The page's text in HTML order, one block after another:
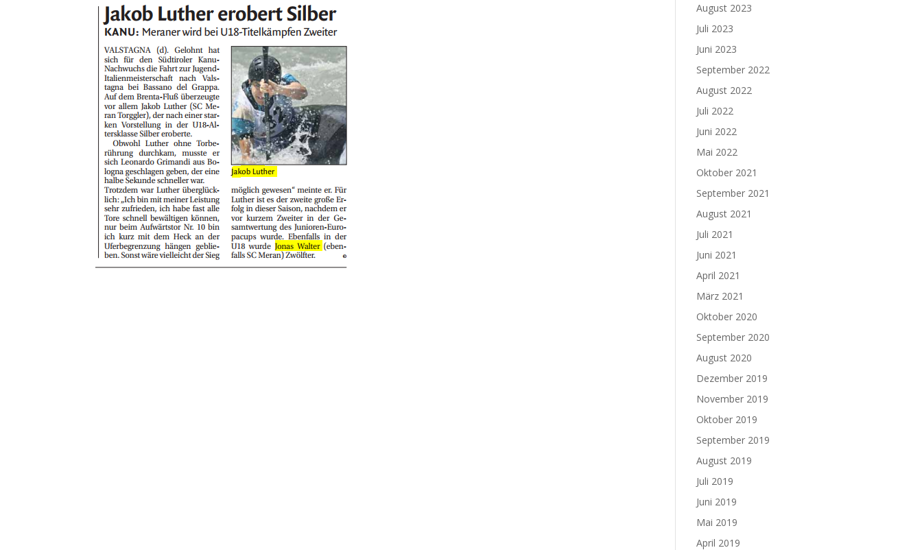
August 2023
Juli 2023
Juni 2023
September 2022
August 2022
Juli 2022
Juni 2022
Mai 2022
Oktober 2021
September 2021
August 2021
Juli 2021
Juni 2021
April 2021
März 2021
Oktober 2020
September 2020
August 2020
Dezember 2019
November 2019
Oktober 2019
September 2019
August 2019
Juli 2019
Juni 2019
Mai 2019
April 2019